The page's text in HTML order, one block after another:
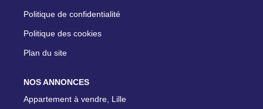
Politique de confidentialité
Politique des cookies
Plan du site
NOS ANNONCES
Appartement à vendre, Lille